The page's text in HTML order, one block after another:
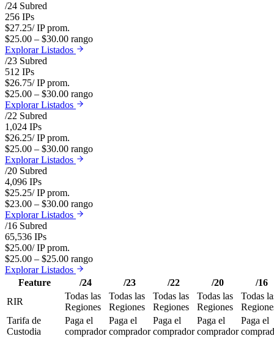
/24 Subred
256 IPs
$27.25/ IP prom.
$25.00 – $30.00 rango
Explorar Listados
/23 Subred
512 IPs
$26.75/ IP prom.
$25.00 – $30.00 rango
Explorar Listados
/22 Subred
1,024 IPs
$26.25/ IP prom.
$25.00 – $30.00 rango
Explorar Listados
/20 Subred
4,096 IPs
$25.25/ IP prom.
$23.00 – $30.00 rango
Explorar Listados
/16 Subred
65,536 IPs
$25.00/ IP prom.
$25.00 – $25.00 rango
Explorar Listados
Feature
/24 /23 /22 /20
/16
RIR
Todas las
Regiones
Todas las
Regiones
Todas las
Regiones
Todas las
Regiones
Todas
Tarifa de
Custodia
Paga el
comprador
Paga el
comprador
Paga el
comprador
Paga el
comprador
Paga el